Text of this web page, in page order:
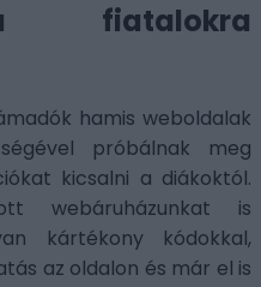
fiatalokra
hamis weboldalak
próbálnak meg
kicsalni a diákoktól.
webáruházunkat is
kártékony kódokkal,
az oldalon és már el is